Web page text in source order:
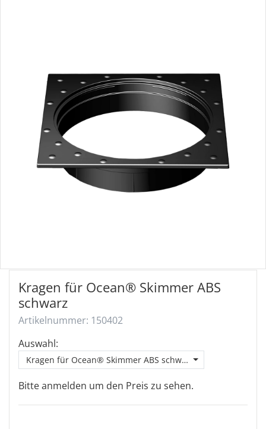
Kragen für Ocean® Skimmer ABS
schwarz
Artikelnummer: 150402
Auswahl:
Kragen für Ocean® Skimmer ABS schwarz
Bitte anmelden um den Preis zu sehen.